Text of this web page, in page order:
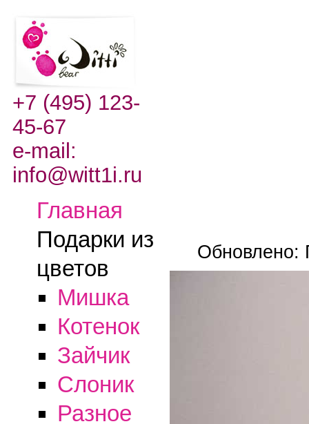
+7 (495) 123-
45-67
e-mail:
info@witt1i.ru
Главная
Подарки из
цветов
Мишка
Котенок
Зайчик
Слоник
Разное
Обновлено: